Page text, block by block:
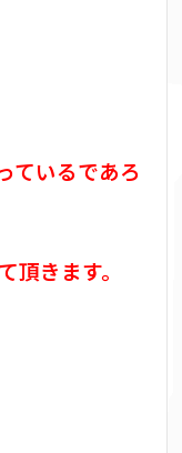
ているであろ
きます。